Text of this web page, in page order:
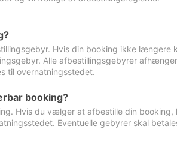
Hvis din booking ikke længere
Alle afbestillingsgebyrer
til overnatningsstedet.
booking?
Hvis du vælger at afbestille din booking,
Eventuelle gebyrer skal